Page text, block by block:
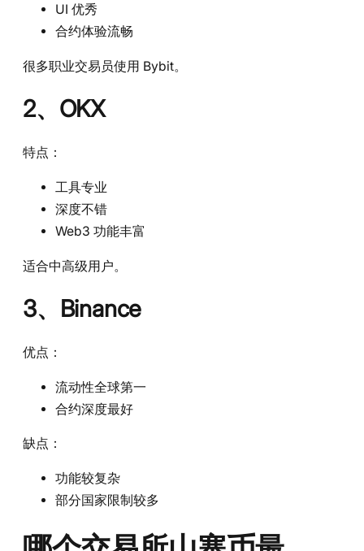
UI 优秀
合约体验流畅
很多职业交易员使用 Bybit。
2、OKX
特点：
工具专业
深度不错
Web3 功能丰富
适合中高级用户。
3、Binance
优点：
流动性全球第一
合约深度最好
缺点：
功能较复杂
部分国家限制较多